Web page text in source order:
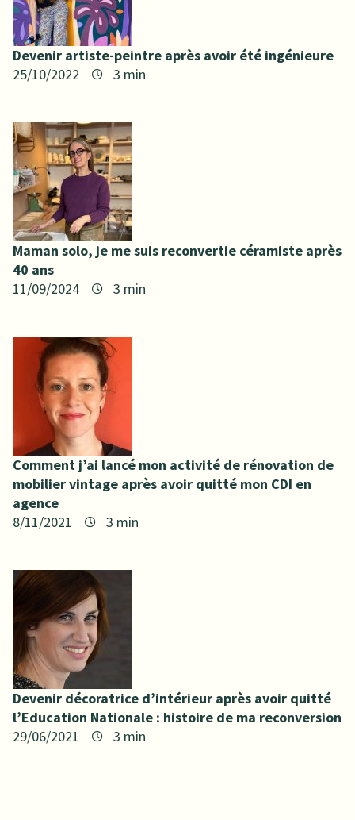
Devenir artiste-peintre après avoir été ingénieure
25/10/2022
Maman solo, je me suis reconvertie céramiste après
40 ans
11/09/2024
Comment j’ai lancé mon activité de rénovation de
mobilier vintage après avoir quitté mon CDI en
agence
8/11/2021
Devenir décoratrice d’intérieur après avoir quitté
l’Education Nationale : histoire de ma reconversion
29/06/2021